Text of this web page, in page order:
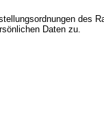
des
Daten zu.